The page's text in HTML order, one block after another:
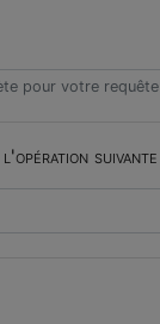
pour votre requête
suivante